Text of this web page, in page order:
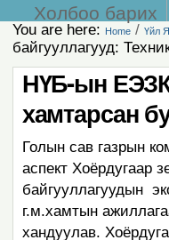
Холбоо барих
You are here: Home / Үйл
байгууллагууд:
НҮБ-ын ЕЭЗК
хамтарсан
Голын сав газрын
аспект Хоёрдугаар
байгууллагуудын
г.м.хамтын
хандуулав.